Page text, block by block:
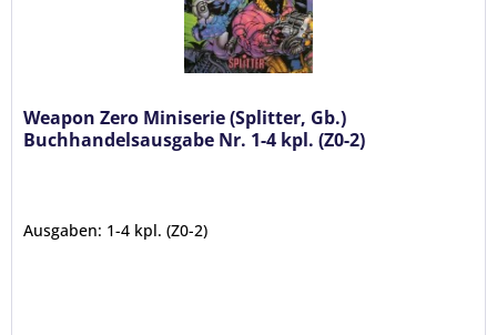
Weapon Zero Miniserie (Splitter, Gb.)
Buchhandelsausgabe Nr. 1-4 kpl. (Z0-2)
Ausgaben: 1-4 kpl. (Z0-2)